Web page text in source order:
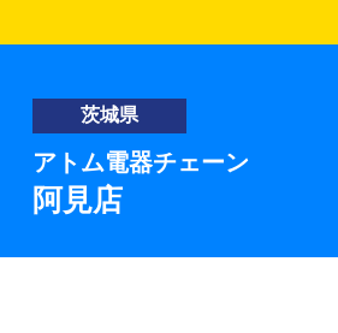
茨城県
アトム電器チェーン
阿見店